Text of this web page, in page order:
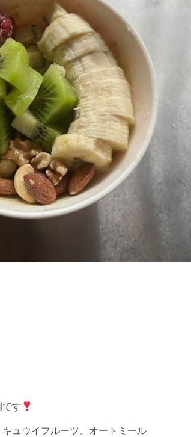
す
ュウイフルーツ、オートミール